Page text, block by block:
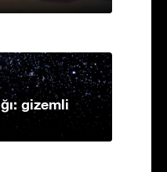
gizemli